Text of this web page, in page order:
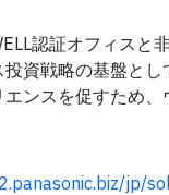
認証オフィスと
投資戦略の基盤と
ンスを促すため
jp/